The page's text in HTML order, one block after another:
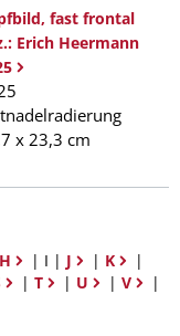
fast frontal
Erich Heermann
x 23,3 cm
H | I | J | K
|
| T | U | V
|